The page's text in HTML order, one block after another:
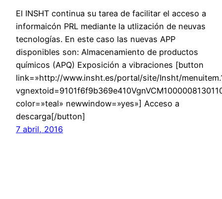
El INSHT continua su tarea de facilitar el acceso a
informaicón PRL mediante la utlización de neuvas
tecnologías. En este caso las nuevas APP
disponibles son: Almacenamiento de productos
químicos (APQ) Exposición a vibraciones [button
link=»http://www.insht.es/portal/site/Insht/
color=»teal» newwindow=»yes»] Acceso a
descarga[/button]
7 abril, 2016